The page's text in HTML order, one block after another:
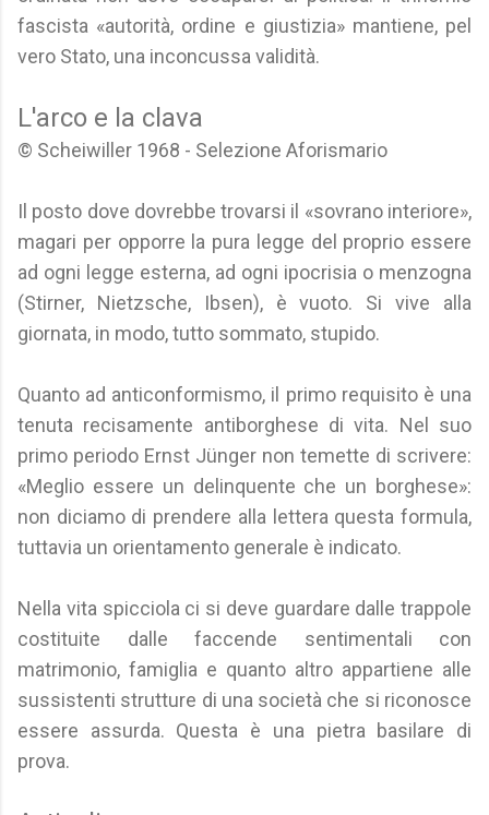
fascista «autorità, ordine e giustizia» mantiene, pel
vero Stato, una inconcussa validità.
L'arco e la clava
© Scheiwiller 1968 - Selezione Aforismario
Il posto dove dovrebbe trovarsi il «sovrano interiore»,
magari per opporre la pura legge del proprio essere
ad ogni legge esterna, ad ogni ipocrisia o menzogna
(Stirner, Nietzsche, Ibsen), è vuoto. Si vive alla
giornata, in modo, tutto sommato, stupido.
Quanto ad anticonformismo, il primo requisito è una
tenuta recisamente antiborghese di vita. Nel suo
primo periodo Ernst Jünger non temette di scrivere:
«Meglio essere un delinquente che un borghese»:
non diciamo di prendere alla lettera questa formula,
tuttavia un orientamento generale è indicato.
Nella vita spicciola ci si deve guardare dalle trappole
costituite dalle faccende sentimentali con
matrimonio, famiglia e quanto altro appartiene alle
sussistenti strutture di una società che si riconosce
essere assurda. Questa è una pietra basilare di
prova.